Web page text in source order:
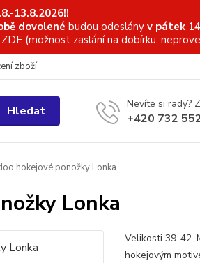
13.8.2026!!
dovolené budou odeslány v pátek
ZDE (možnost zaslání na dobírku,
zboží
Hledat Nevíte si rady?
+420 732
hokejové ponožky Lonka
Lonka
Velikosti 39-42.
hokejovým